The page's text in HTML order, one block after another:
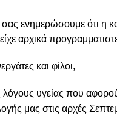
ενημερώσουμε ότι η
αρχικά
και φίλοι,
λόγους υγείας που
μας στις αρχές